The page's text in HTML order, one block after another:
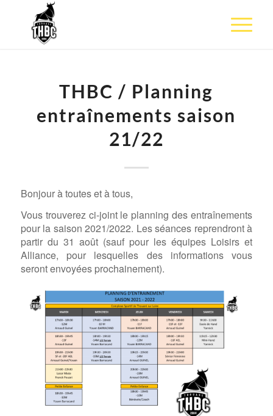
THBC / Planning
entraînements saison
21/22
Bonjour à toutes et à tous,
Vous trouverez ci-joint le planning des entraînements
pour la saison 2021/2022. Les séances reprendront à
partir du 31 août (sauf pour les équipes Loisirs et
Alliance, pour lesquelles des informations vous
seront envoyées prochainement).